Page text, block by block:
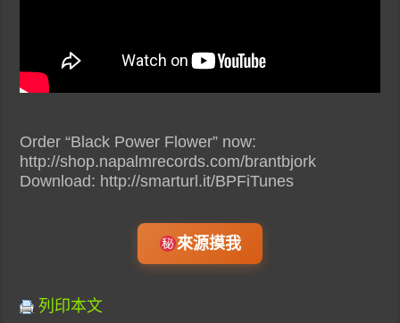
Order “Black Power Flower” now:
http://shop.napalmrecords.com/brantbjork
Download: http://smarturl.it/BPFiTunes
來源摸我
列印本文